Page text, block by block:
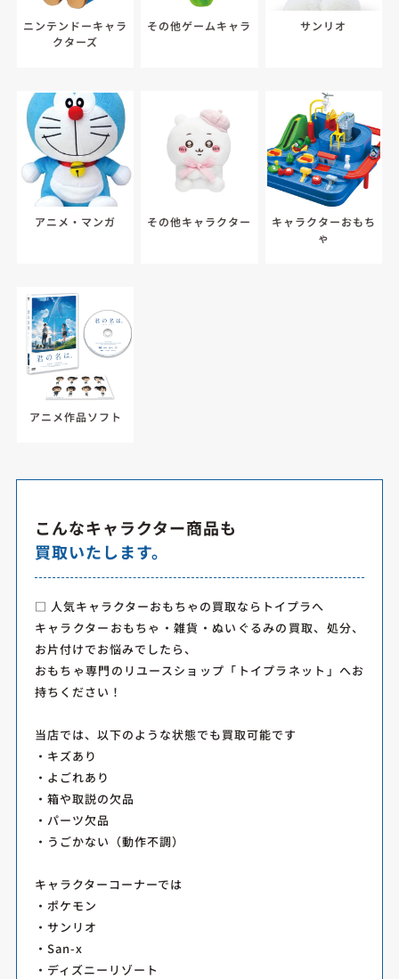
ニンテンドーキャラ
クターズ
その他ゲームキャラ サンリオ
アニメ・マンガ その他キャラクター
キャラクターおもち
ゃ
アニメ作品ソフト
こんなキャラクター商品も
買取いたします。
□ 人気キャラクターおもちゃの買取ならトイプラへ
キャラクターおもちゃ・雑貨・ぬいぐるみの買取、処分、
お片付けでお悩みでしたら、
おもちゃ専門のリユースショップ「トイプラネット」へお
持ちください！
当店では、以下のような状態でも買取可能です
・キズあり
・よごれあり
・箱や取説の欠品
・パーツ欠品
・うごかない（動作不調）
キャラクターコーナーでは
・ポケモン
・サンリオ
・San-x
・ディズニーリゾート